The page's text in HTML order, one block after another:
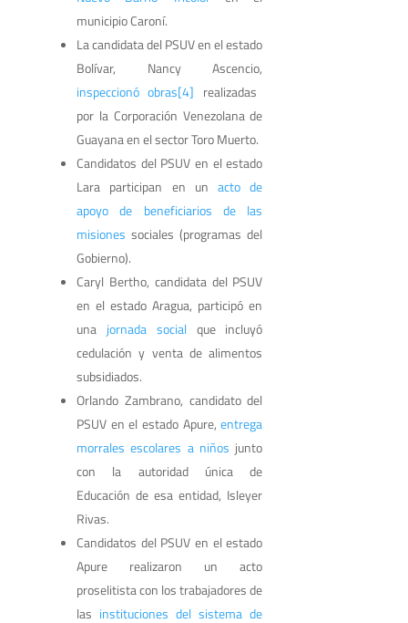
municipio Caroní.
La candidata del PSUV en el estado
Bolívar, Nancy Ascencio,
inspeccionó obras[4] realizadas
por la Corporación Venezolana de
Guayana en el sector Toro Muerto.
Candidatos del PSUV en el estado
Lara participan en unacto de
apoyo de beneficiarios de las
misiones sociales (programas del
Gobierno).
Caryl Bertho, candidata del PSUV
en el estado Aragua, participó en
una jornada socialque incluyó
cedulación y venta de alimentos
subsidiados.
Orlando Zambrano, candidato del
PSUV en el estado Apure,entrega
morrales escolares a niños junto
con la autoridad única de
Educación de esa entidad, Isleyer
Rivas.
Candidatos del PSUV en el estado
Apure realizaron un acto
proselitista con los trabajadores de
las instituciones del sistema de